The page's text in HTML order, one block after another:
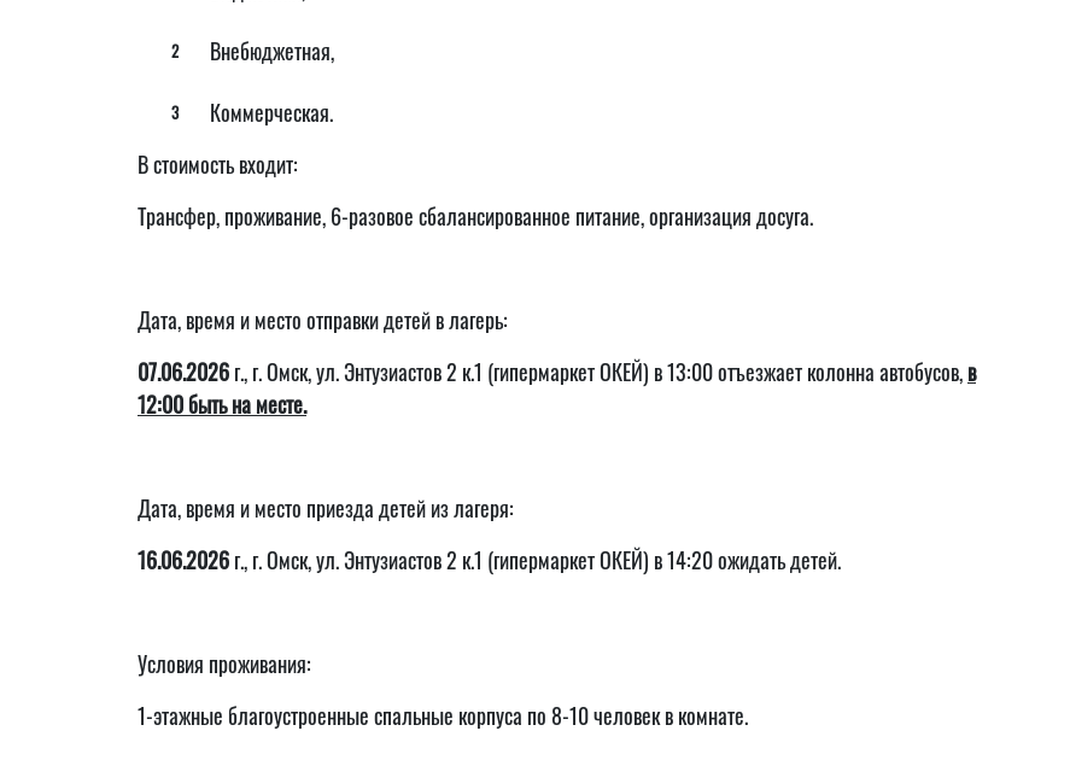
Внебюджетная,
Коммерческая.
В стоимость входит:
Трансфер, проживание, 6-разовое сбалансированное питание, организация досуга.
Дата, время и место отправки детей в лагерь:
07.06.2026г., г. Омск, ул. Энтузиастов 2 к.1 (гипермаркет ОКЕЙ) в 13:00 отъезжает колонна автобусов,в
12:00 быть на месте.
Дата, время и место приезда детей из лагеря:
16.06.2026г., г. Омск, ул. Энтузиастов 2 к.1 (гипермаркет ОКЕЙ) в 14:20 ожидать детей.
Условия проживания:
1-этажные благоустроенные спальные корпуса по 8-10 человек в комнате.